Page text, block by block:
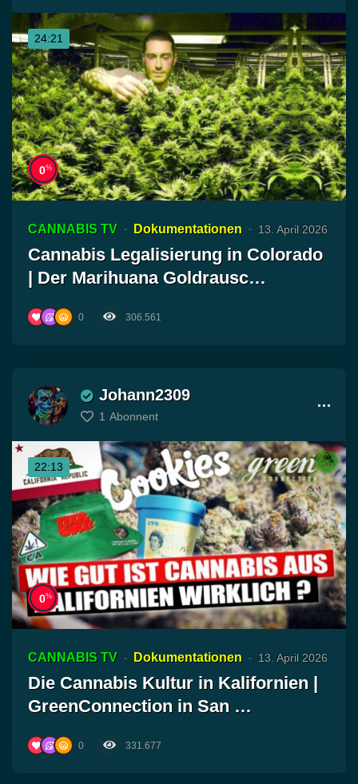
24:21
0%
CANNABIS TV Dokumentationen 13. April 2026
Cannabis Legalisierung in Colorado
| Der Marihuana Goldrausc…
0 306.561
Johann2309
1 Abonnent
22:13
0%
CANNABIS TV Dokumentationen 13. April 2026
Die Cannabis Kultur in Kalifornien |
GreenConnection in San …
0 331.677